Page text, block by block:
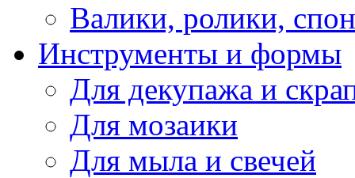
Валики, ролики,
Инструменты и формы
Для декупажа и
Для мозаики
Для мыла и свечей